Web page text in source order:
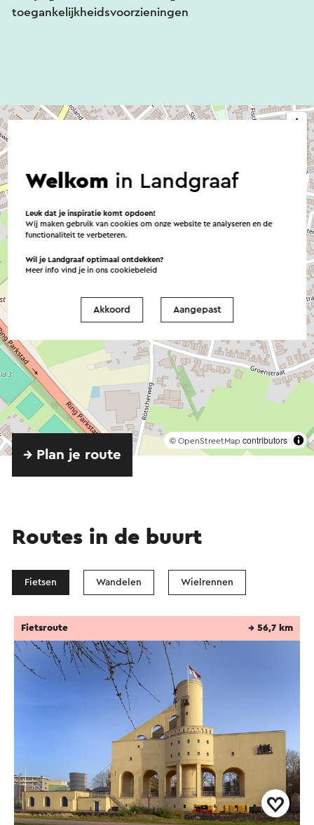
toegankelijkheidsvoorzieningen
© OpenStreetMap contributors
→ Plan je route
Routes in de buurt
Fietsen Wandelen Wielrennen
Fietsroute → 56,7 km
Welkom in Landgraaf
Leuk dat je inspiratie komt opdoen!
Wij maken gebruik van cookies om onze website te analyseren en de
functionaliteit te verbeteren.
Wil je Landgraaf optimaal ontdekken?
Meer info vind je in onscookiebeleid
Akkoord Aangepast